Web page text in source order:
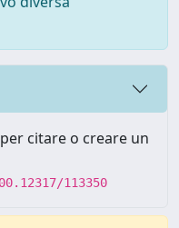
citare o creare un
113350